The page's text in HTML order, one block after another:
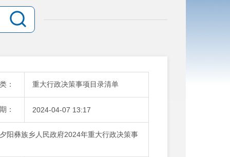
： 重大行政决策事项目录清单
： 2024-04-07 13:17
阳彝族乡人民政府2024年重大行政决策事